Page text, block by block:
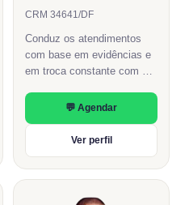
CRM 34641/DF
Conduz os atendimentos
com base em evidências e
em troca constante com a
💬 Agendar
Ver perfil